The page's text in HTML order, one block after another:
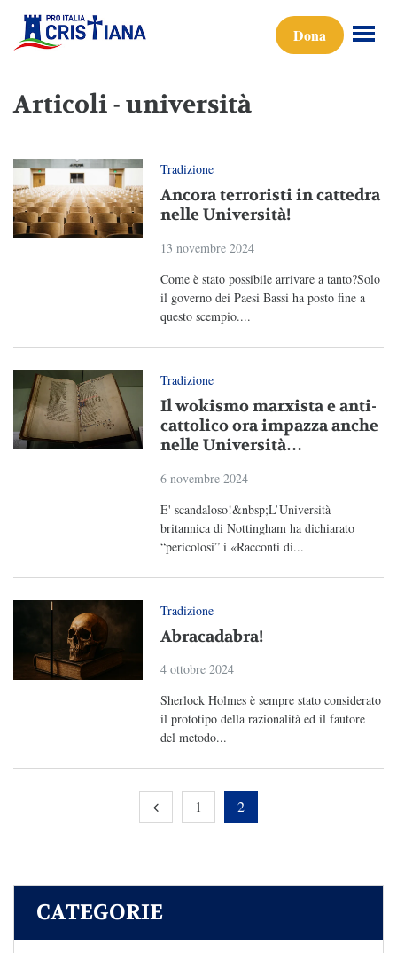
Dona
Articoli - università
Tradizione
Ancora terroristi in cattedra
nelle Università!
13 novembre 2024
Come è stato possibile arrivare a tanto?Solo
il governo dei Paesi Bassi ha posto fine a
questo scempio....
Tradizione
Il wokismo marxista e anti-
cattolico ora impazza anche
nelle Università…
6 novembre 2024
E' scandaloso!&nbsp;L’Università
britannica di Nottingham ha dichiarato
“pericolosi” i «Racconti di...
Tradizione
Abracadabra!
4 ottobre 2024
Sherlock Holmes è sempre stato considerato
il prototipo della razionalità ed il fautore
del metodo...
1 2
CATEGORIE